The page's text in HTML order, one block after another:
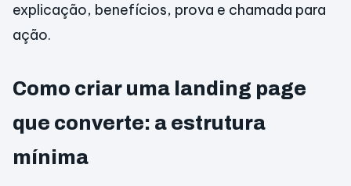
explicação, benefícios, prova e chamada para
ação.
Como criar uma landing page
que converte: a estrutura
mínima